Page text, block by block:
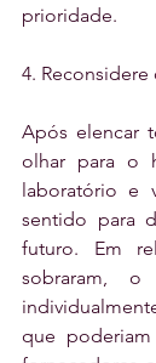
prioridade.
4. Reconsidere
Após elencar
olhar para o
laboratório e
sentido para
futuro. Em
sobraram,
que